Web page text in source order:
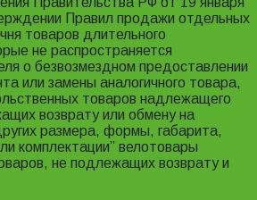
Правил продажи отдельных
товаров длительного
не распространяется
о безвозмездном предоставлении
или замены аналогичного товара,
товаров надлежащего
возврату или обмену на
размера, формы, габарита,
комплектации” велотовары
не подлежащих возврату и